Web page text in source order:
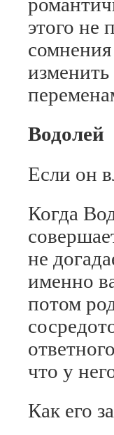
этого не
Водолей
Если он
Когда
не
именно
потом
что у
Как его